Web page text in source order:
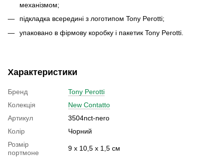
механізмом;
підкладка всередині з логотипом Tony Perotti;
упаковано в фірмову коробку і пакетик Tony Perotti.
Характеристики
Бренд
Tony Perotti
Колекція
New Contatto
Артикул
3504nct-nero
Колір
Чорний
Розмір
портмоне
9 х 10,5 x 1,5 см